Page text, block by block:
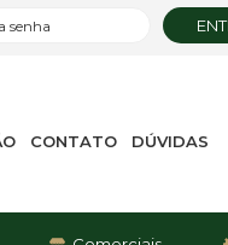
CONTATO DÚVIDAS